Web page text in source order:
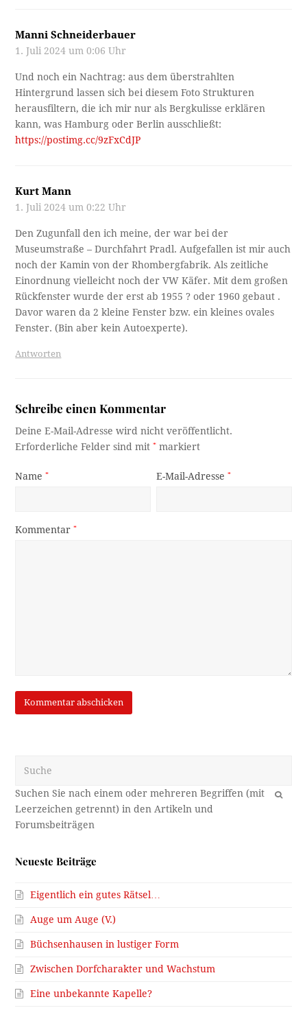
Manni Schneiderbauer
1. Juli 2024 um 0:06 Uhr
Und noch ein Nachtrag: aus dem überstrahlten
Hintergrund lassen sich bei diesem Foto Strukturen
herausfiltern, die ich mir nur als Bergkulisse erklären
kann, was Hamburg oder Berlin ausschließt:
https://postimg.cc/9zFxCdJP
Kurt Mann
1. Juli 2024 um 0:22 Uhr
Den Zugunfall den ich meine, der war bei der
Museumstraße – Durchfahrt Pradl. Aufgefallen ist mir auch
noch der Kamin von der Rhombergfabrik. Als zeitliche
Einordnung vielleicht noch der VW Käfer. Mit dem großen
Rückfenster wurde der erst ab 1955 ? oder 1960 gebaut .
Davor waren da 2 kleine Fenster bzw. ein kleines ovales
Fenster. (Bin aber kein Autoexperte).
Antworten
Schreibe einen Kommentar
Deine E-Mail-Adresse wird nicht veröffentlicht.
Erforderliche Felder sind mit* markiert
Name* E-Mail-Adresse*
Kommentar*
OK
Neueste Beiträge
Eigentlich ein gutes Rätsel…
Auge um Auge (V.)
Büchsenhausen in lustiger Form
Zwischen Dorfcharakter und Wachstum
Eine unbekannte Kapelle?